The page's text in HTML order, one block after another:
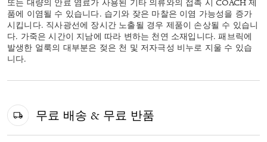
또는 대량의 안료 염료가 사용된 기타 의류와의 접촉 시 COACH 제
품에 이염될 수 있습니다. 습기와 잦은 마찰은 이염 가능성을 증가
시킵니다. 직사광선에 장시간 노출될 경우 제품이 손상될 수 있습니
다. 가죽은 시간이 지남에 따라 변하는 천연 소재입니다. 패브릭에
발생한 얼룩의 대부분은 젖은 천 및 저자극성 비누로 지울 수 있습
니다.
무료 배송 & 무료 반품